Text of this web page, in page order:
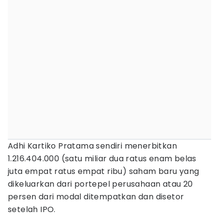
Adhi Kartiko Pratama sendiri menerbitkan
1.216.404.000 (satu miliar dua ratus enam belas
juta empat ratus empat ribu) saham baru yang
dikeluarkan dari portepel perusahaan atau 20
persen dari modal ditempatkan dan disetor
setelah IPO.